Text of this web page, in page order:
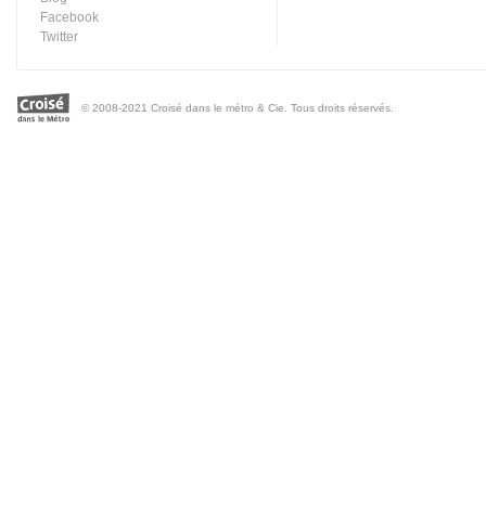
Facebook
Twitter
© 2008-2021 Croisé dans le métro & Cie. Tous droits réservés.